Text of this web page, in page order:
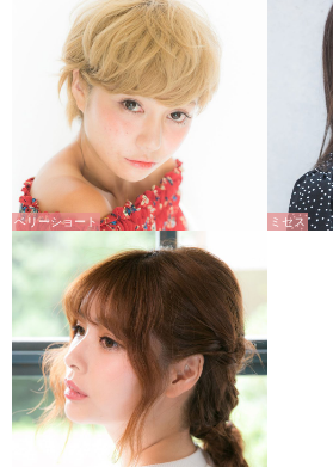
ベリーショート ミセス